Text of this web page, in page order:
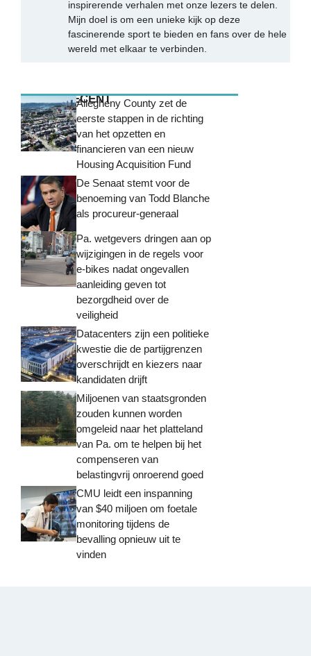
inspirerende verhalen met onze lezers te delen.
Mijn doel is om een unieke kijk op deze
fascinerende sport te bieden en fans over de hele
wereld met elkaar te verbinden.
MEEST RECENTAllegheny County zet de
eerste stappen in de richting
van het opzetten en
financieren van een nieuw
Housing Acquisition Fund
De Senaat stemt voor de
benoeming van Todd Blanche
als procureur-generaal
Pa. wetgevers dringen aan op
wijzigingen in de regels voor
e-bikes nadat ongevallen
aanleiding geven tot
bezorgdheid over de
veiligheid
Datacenters zijn een politieke
kwestie die de partijgrenzen
overschrijdt en kiezers naar
kandidaten drijft
Miljoenen van staatsgronden
zouden kunnen worden
omgeleid naar het platteland
van Pa. om te helpen bij het
compenseren van
belastingvrij onroerend goed
CMU leidt een inspanning
van $40 miljoen om foetale
monitoring tijdens de
bevalling opnieuw uit te
vinden